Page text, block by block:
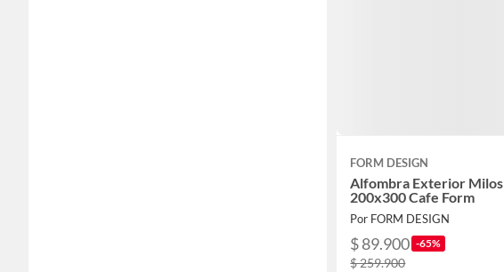
FORM DESIGN
Alfombra Exterior Milos
200x300 Cafe Form
Por FORM DESIGN
$ 89.900 -65%
$ 259.900